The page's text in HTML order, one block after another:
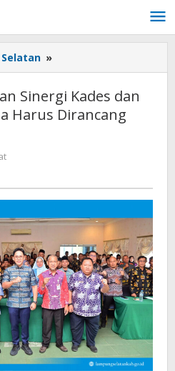
»
Egi
Tekankan
Sinergi
Kades
Harus
Bersama
Sinergi Kades dan
Harus Dirancang